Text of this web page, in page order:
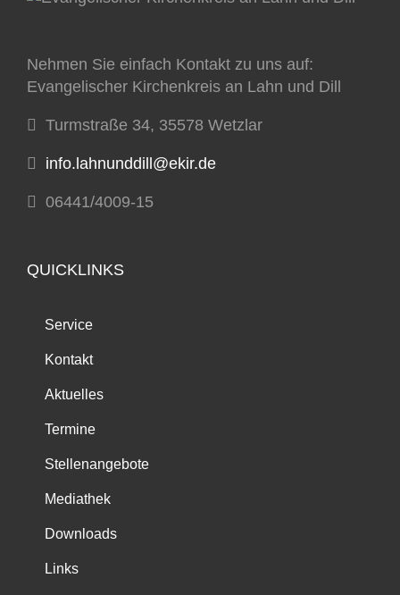
Nehmen Sie einfach Kontakt zu uns auf:
Evangelischer Kirchenkreis an Lahn und Dill
Turmstraße 34, 35578 Wetzlar
info.lahnunddill@ekir.de
06441/4009-15
QUICKLINKS
Service
Kontakt
Aktuelles
Termine
Stellenangebote
Mediathek
Downloads
Links